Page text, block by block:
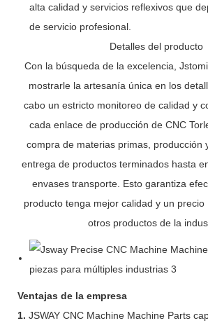
alta calidad y servicios reflexivos que
de servicio profesional.
Detalles del producto
Con la búsqueda de la excelencia,
mostrarle la artesanía única en los
cabo un estricto monitoreo de calidad y
cada enlace de producción de CNC
compra de materias primas, producción
entrega de productos terminados hasta
envases transporte. Esto garantiza
producto tenga mejor calidad y un
otros productos de la
Ventajas de la empresa
1. JSWAY CNC Machine Machine Parts